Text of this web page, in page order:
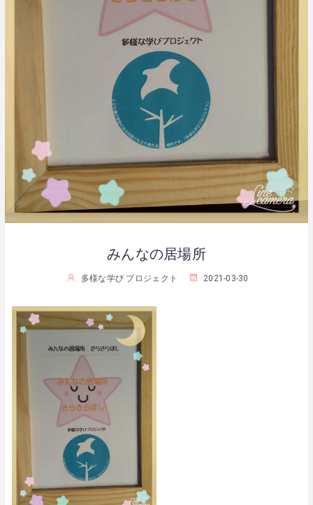
みんなの居場所
多様な学び プロジェクト 2021-03-30